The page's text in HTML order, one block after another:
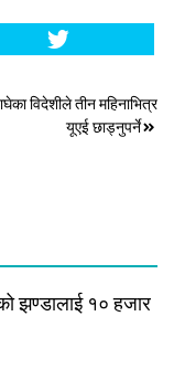
विदेशीले तीन महिनाभित्र
यूएई छाड्नुपर्ने
झण्डालाई १० हजार